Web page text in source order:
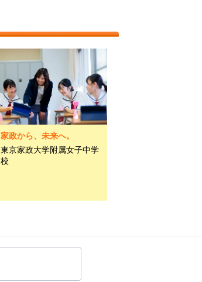
家政から、未来へ。
東京家政大学附属女子中学
校